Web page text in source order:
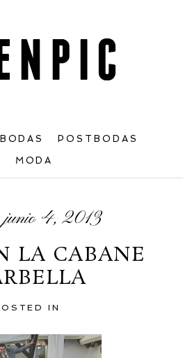
POSTBODAS
MODA
junio 4, 2013
LA CABANE
IN